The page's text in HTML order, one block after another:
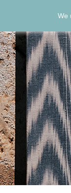
We